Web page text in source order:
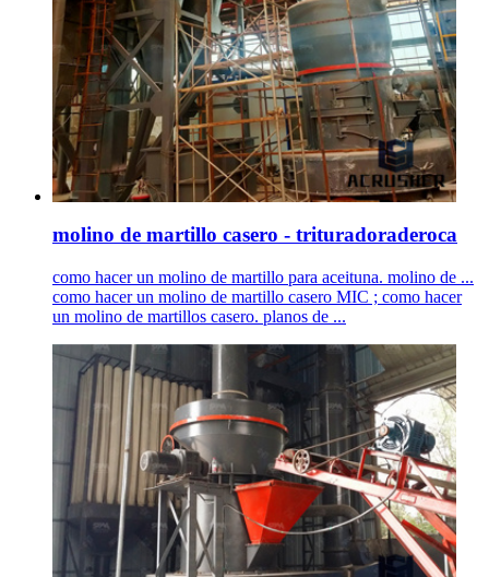
molino de martillo casero - trituradoraderoca
como hacer un molino de martillo para aceituna. molino de ...
como hacer un molino de martillo casero MIC ; como hacer
un molino de martillos casero. planos de ...